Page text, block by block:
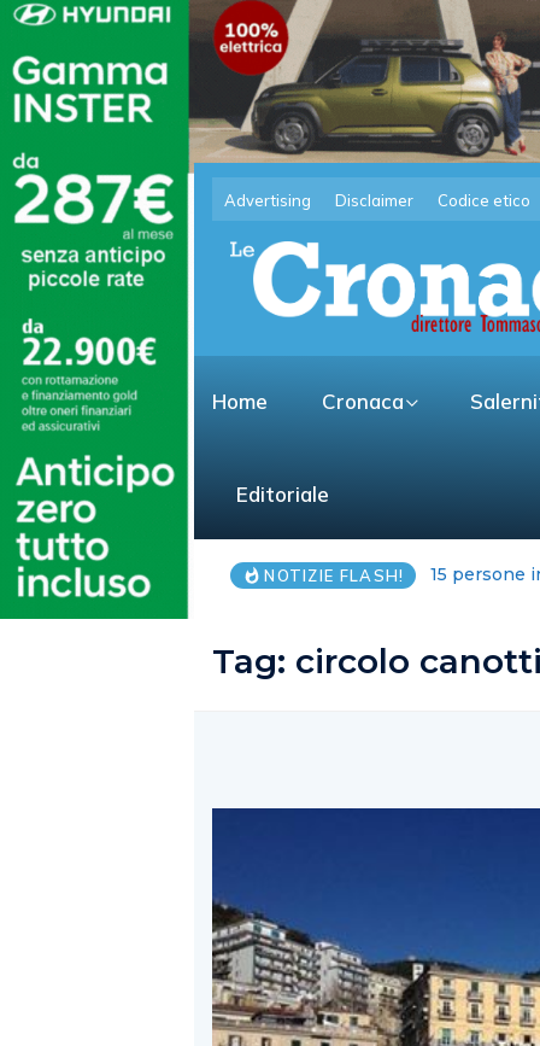
Advertising Disclaimer Codice etico
Home Cronaca
Editoriale
NOTIZIE FLASH! Camera di
Tag: circolo